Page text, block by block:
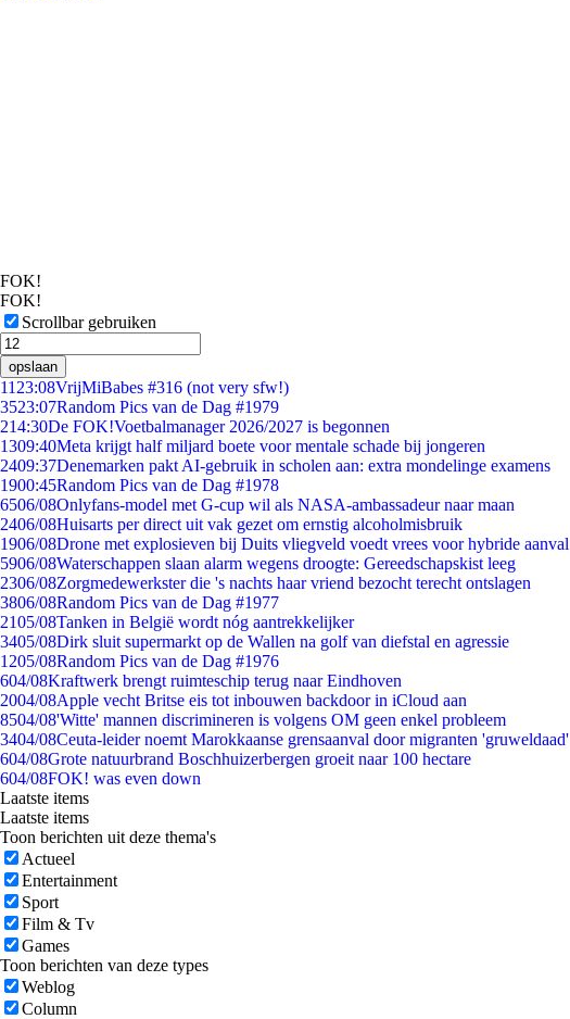
FOK!
FOK!
Scrollbar gebruiken
opslaan
11 23:08VrijMiBabes #316 (not very sfw!)
3523:07Random Pics van de Dag #1979
214:30De FOK!Voetbalmanager 2026/2027 is begonnen
1309:40Meta krijgt half miljard boete voor mentale schade bij jongeren
2409:37Denemarken pakt AI-gebruik in scholen aan: extra mondelinge examens
1900:45Random Pics van de Dag #1978
6506/08Onlyfans-model met G-cup wil als NASA-ambassadeur naar maan
2406/08Huisarts per direct uit vak gezet om ernstig alcoholmisbruik
1906/08Drone met explosieven bij Duits vliegveld voedt vrees voor hybride aanval
5906/08Waterschappen slaan alarm wegens droogte: Gereedschapskist leeg
2306/08Zorgmedewerkster die 's nachts haar vriend bezocht terecht ontslagen
3806/08Random Pics van de Dag #1977
2105/08Tanken in België wordt nóg aantrekkelijker
3405/08Dirk sluit supermarkt op de Wallen na golf van diefstal en agressie
1205/08Random Pics van de Dag #1976
604/08Kraftwerk brengt ruimteschip terug naar Eindhoven
2004/08Apple vecht Britse eis tot inbouwen backdoor in iCloud aan
8504/08'Witte' mannen discrimineren is volgens OM geen enkel probleem
3404/08Ceuta-leider noemt Marokkaanse grensaanval door migranten 'gruweldaad'
604/08Grote natuurbrand Boschhuizerbergen groeit naar 100 hectare
604/08FOK! was even down
Laatste items
Laatste items
Toon berichten uit deze thema's
Actueel
Entertainment
Sport
Film & Tv
Games
Toon berichten van deze types
Weblog
Column